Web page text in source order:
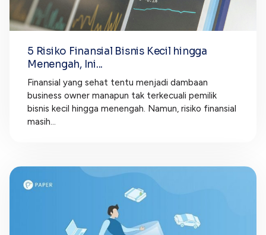
5 Risiko Finansial Bisnis Kecil hingga
Menengah, Ini...
Finansial yang sehat tentu menjadi dambaan
business owner manapun tak terkecuali pemilik
bisnis kecil hingga menengah. Namun, risiko finansial
masih...